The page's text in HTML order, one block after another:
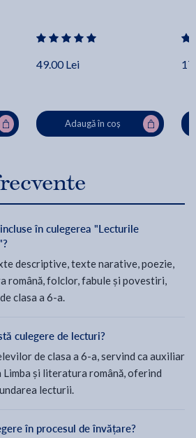
49.00 Lei
Adaugă în coș
în culegerea "Lecturile
descriptive, texte narative, poezie,
română, folclor, fabule și povestiri,
clasa a 6-a.
culegere de lecturi?
de clasa a 6-a, servind ca auxiliar
și literatura română, oferind
lecturii.
în procesul de învățare?